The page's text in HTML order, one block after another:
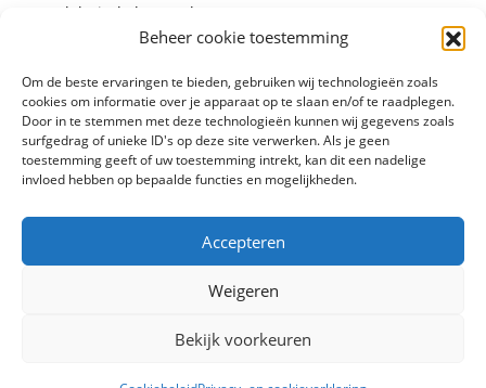
Beheer cookie toestemming
Om de beste ervaringen te bieden, gebruiken wij technologieën zoals
cookies om informatie over je apparaat op te slaan en/of te raadplegen.
Door in te stemmen met deze technologieën kunnen wij gegevens zoals
surfgedrag of unieke ID's op deze site verwerken. Als je geen
toestemming geeft of uw toestemming intrekt, kan dit een nadelige
invloed hebben op bepaalde functies en mogelijkheden.
Accepteren
Weigeren
Bekijk voorkeuren
www.elektrischslopen.nl
© 2026 Stelling Boren, Zagen en Slopen
Algemene voorwaarden
Privacy policy
ontwerp en
realisatieAdvice